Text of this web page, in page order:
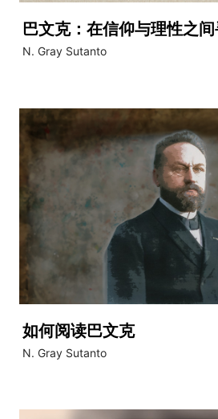
巴文克：在信仰与理性之
N. Gray Sutanto
如何阅读巴文克
N. Gray Sutanto